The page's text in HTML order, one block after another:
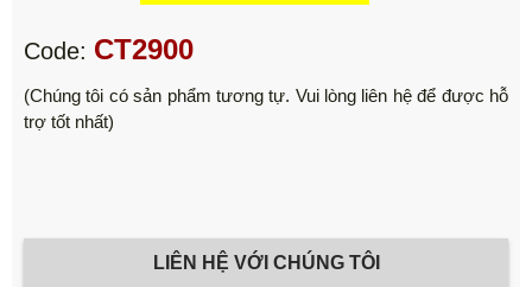
Code: CT2900
(Chúng tôi có sản phẩm tương tự. Vui lòng liên hệ để được hỗ
trợ tốt nhất)
LIÊN HỆ VỚI CHÚNG TÔI